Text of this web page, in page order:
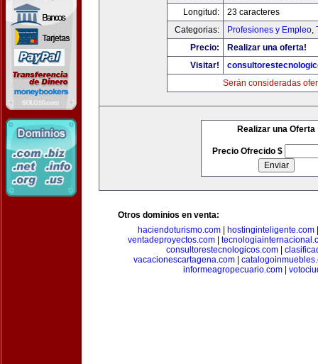
Longitud:
23 caracteres
Categorias:
Profesiones y Empleo,
Precio:
Realizar una oferta!
Visitar!
Serán consideradas
Realizar una Oferta
Precio Ofrecido $
Otros dominios en venta:
haciendoturismo.com
hostinginteligente.com
ventadeproyectos.com|
consultorestecnologicos.com
vacacionescartagena.com
informeagropecuario.com